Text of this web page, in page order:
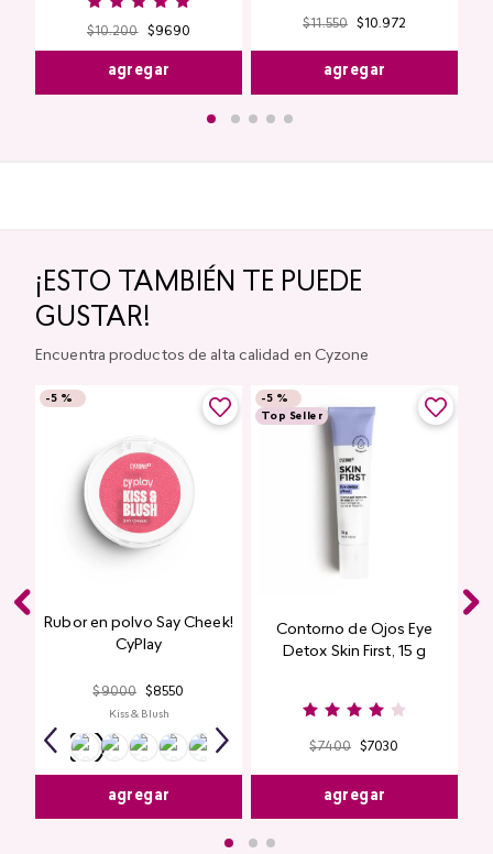
$10.200 $9690
agregar
$11.550 $ 10.972
agregar
¡ESTO TAMBIÉN TE PUEDE
GUSTAR!
Encuentra productos de alta calidad en Cyzone
-5 %
Rubor en polvo Say Cheek!
CyPlay
$9000 $8550
Kiss & Blush
agregar
-5 %
Top Seller
Contorno de Ojos Eye
Detox Skin First, 15 g
$7400 $7030
agregar